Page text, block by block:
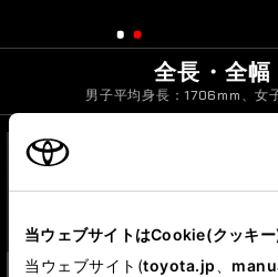
当ウェブサイトはCookie(クッキー
当ウェブサイト(toyota.jp
全長・全幅
男子平均身長：1706mm、女